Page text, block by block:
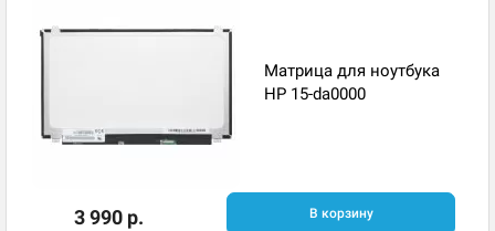
Матрица для ноутбука
HP 15-da0000
3 990 р. В корзину